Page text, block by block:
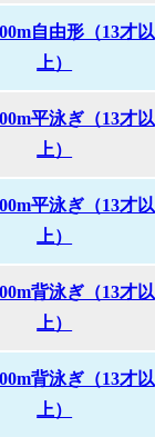
自由形（13才以
上）
平泳ぎ（13才以
上）
平泳ぎ（13才以
上）
背泳ぎ（13才以
上）
背泳ぎ（13才以
上）